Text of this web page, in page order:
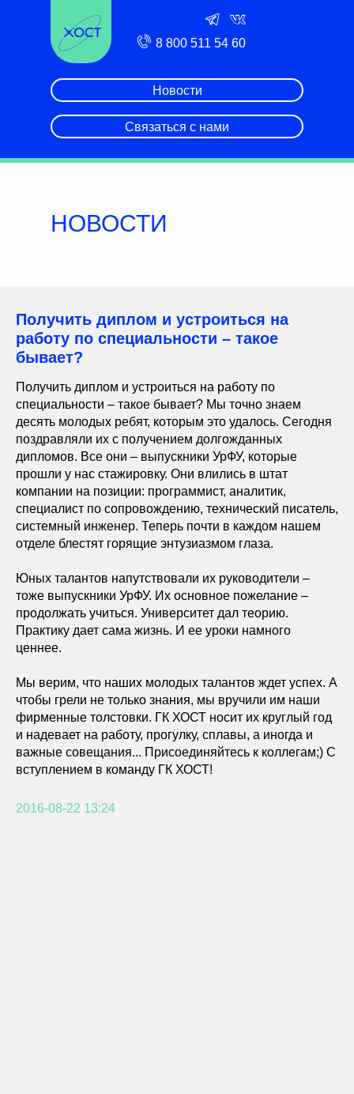
Связаться с нами
Новости
8 800 511 54 60
НОВОСТИ
Получить диплом и устроиться на
работу по специальности – такое
бывает?
Получить диплом и устроиться на работу по
специальности – такое бывает? Мы точно знаем
десять молодых ребят, которым это удалось. Сегодня
поздравляли их с получением долгожданных
дипломов. Все они – выпускники УрФУ, которые
прошли у нас стажировку. Они влились в штат
компании на позиции: программист, аналитик,
специалист по сопровождению, технический писатель,
системный инженер. Теперь почти в каждом нашем
отделе блестят горящие энтузиазмом глаза.
Юных талантов напутствовали их руководители –
тоже выпускники УрФУ. Их основное пожелание –
продолжать учиться. Университет дал теорию.
Практику дает сама жизнь. И ее уроки намного
ценнее.
Мы верим, что наших молодых талантов ждет успех. А
чтобы грели не только знания, мы вручили им наши
фирменные толстовки. ГК ХОСТ носит их круглый год
и надевает на работу, прогулку, сплавы, а иногда и
важные совещания... Присоединяйтесь к коллегам;) С
вступлением в команду ГК ХОСТ!
2016-08-22 13:24